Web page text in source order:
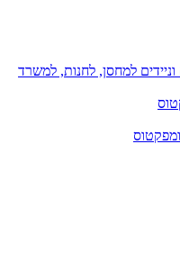
למחסן, לחנות, למשרד